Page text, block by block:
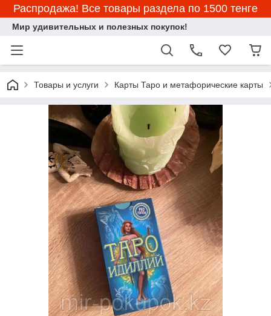
Распродажа! Все товары раздела по 1500 тенге
Мир удивительных и полезных покупок!
Товары и услуги Карты Таро и метафорические карты